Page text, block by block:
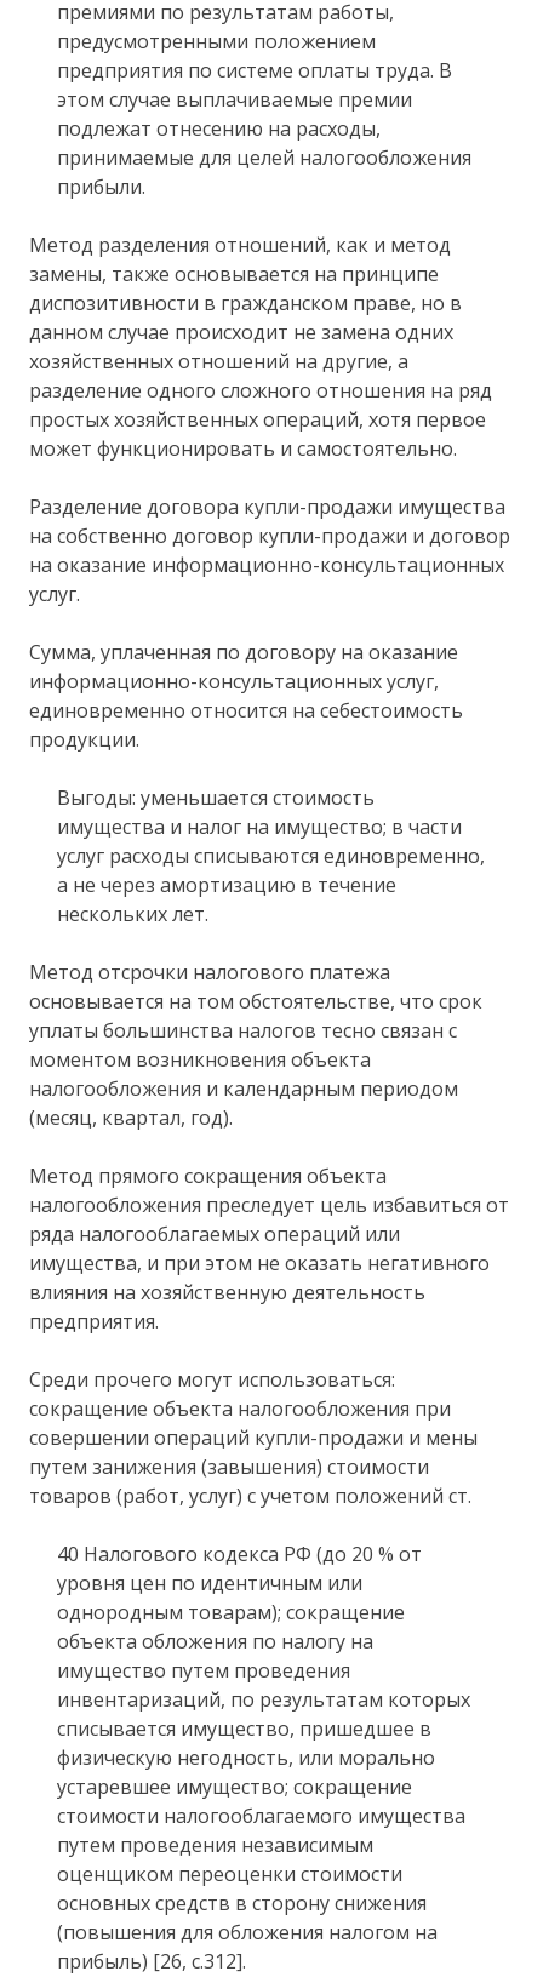
премиями по результатам работы,
предусмотренными положением
предприятия по системе оплаты труда. В
этом случае выплачиваемые премии
подлежат отнесению на расходы,
принимаемые для целей налогообложения
прибыли.
Метод разделения отношений, как и метод
замены, также основывается на принципе
диспозитивности в гражданском праве, но в
данном случае происходит не замена одних
хозяйственных отношений на другие, а
разделение одного сложного отношения на ряд
простых хозяйственных операций, хотя первое
может функционировать и самостоятельно.
Разделение договора купли-продажи имущества
на собственно договор купли-продажи и договор
на оказание информационно-консультационных
услуг.
Сумма, уплаченная по договору на оказание
информационно-консультационных услуг,
единовременно относится на себестоимость
продукции.
Выгоды: уменьшается стоимость
имущества и налог на имущество; в части
услуг расходы списываются единовременно,
а не через амортизацию в течение
нескольких лет.
Метод отсрочки налогового платежа
основывается на том обстоятельстве, что срок
уплаты большинства налогов тесно связан с
моментом возникновения объекта
налогообложения и календарным периодом
(месяц, квартал, год).
Метод прямого сокращения объекта
налогообложения преследует цель избавиться от
ряда налогооблагаемых операций или
имущества, и при этом не оказать негативного
влияния на хозяйственную деятельность
предприятия.
Среди прочего могут использоваться:
сокращение объекта налогообложения при
совершении операций купли-продажи и мены
путем занижения (завышения) стоимости
товаров (работ, услуг) с учетом положений ст.
40 Налогового кодекса РФ (до 20 % от
уровня цен по идентичным или
однородным товарам); сокращение
объекта обложения по налогу на
имущество путем проведения
инвентаризаций, по результатам которых
списывается имущество, пришедшее в
физическую негодность, или морально
устаревшее имущество; сокращение
стоимости налогооблагаемого имущества
путем проведения независимым
оценщиком переоценки стоимости
основных средств в сторону снижения
(повышения для обложения налогом на
прибыль) [26, с.312].